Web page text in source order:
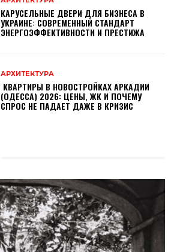
КАРУСЕЛЬНЫЕ ДВЕРИ ДЛЯ БИЗНЕСА В
УКРАИНЕ: СОВРЕМЕННЫЙ СТАНДАРТ
ЭНЕРГОЭФФЕКТИВНОСТИ И ПРЕСТИЖА
АРХИТЕКТУРА
КВАРТИРЫ В НОВОСТРОЙКАХ АРКАДИИ
(ОДЕССА) 2026: ЦЕНЫ, ЖК И ПОЧЕМУ
СПРОС НЕ ПАДАЕТ ДАЖЕ В КРИЗИС